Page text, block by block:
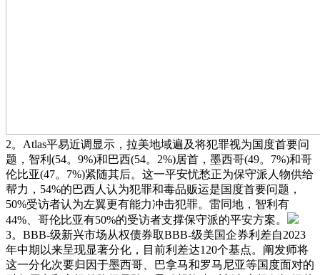
2。Atlas平易近调显示，拉美地域遍及将犯罪视为国度首要问
题，智利(54。9%)和巴西(54。2%)居首，墨西哥(49。7%)和哥
伦比亚(47。7%)紧随其后。这一平安忧愁正为保守派人物供给
帮力，54%的巴西人认为犯罪和毒品贩运是国度首要问题，
50%受访者认为左翼更有能力冲击犯罪。雷同地，智利有
44%、哥伦比亚有50%的受访者支撑保守派的平安方案。
3。BBB-级新兴市场从权债券取BBB-级美国企券利差自2023
年中期以来呈现显著分化，目前利差达120个基点。阐发师将
这一分化次要归因于墨西哥、巴拿马和罗马尼亚等国度面对的